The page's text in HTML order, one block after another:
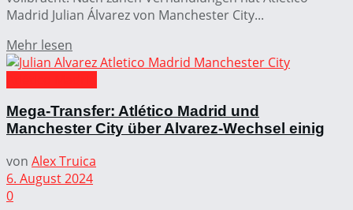
Madrid Julian Álvarez von Manchester City...
Mehr lesen
Mega-Transfer: Atlético Madrid und
Manchester City über Alvarez-Wechsel einig
von Alex Truica
6. August 2024
0